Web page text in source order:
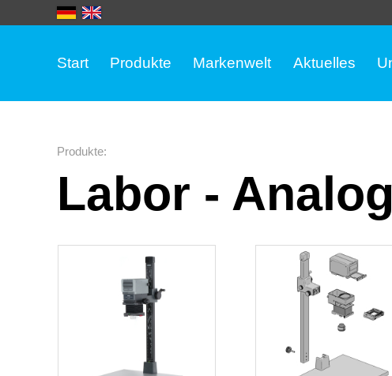
Start Produkte Markenwelt Aktuelles
Produkte:
Labor - Analog